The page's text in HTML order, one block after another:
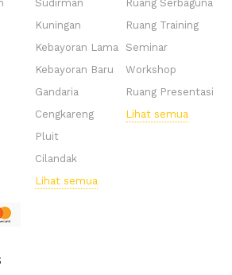
Sudirman
Kuningan
Kebayoran Lama
Kebayoran Baru
Gandaria
Cengkareng
Pluit
Cilandak
Lihat semua
Ruang Serbaguna
Ruang Training
Seminar
Workshop
Ruang Presentasi
Lihat semua